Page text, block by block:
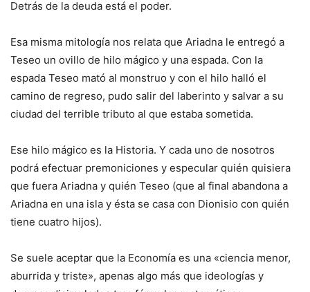
Detrás de la deuda está el poder.
Esa misma mitología nos relata que Ariadna le entregó a
Teseo un ovillo de hilo mágico y una espada. Con la
espada Teseo mató al monstruo y con el hilo halló el
camino de regreso, pudo salir del laberinto y salvar a su
ciudad del terrible tributo al que estaba sometida.
Ese hilo mágico es la Historia. Y cada uno de nosotros
podrá efectuar premoniciones y especular quién quisiera
que fuera Ariadna y quién Teseo (que al final abandona a
Ariadna en una isla y ésta se casa con Dionisio con quién
tiene cuatro hijos).
Se suele aceptar que la Economía es una «ciencia menor,
aburrida y triste», apenas algo más que ideologías y